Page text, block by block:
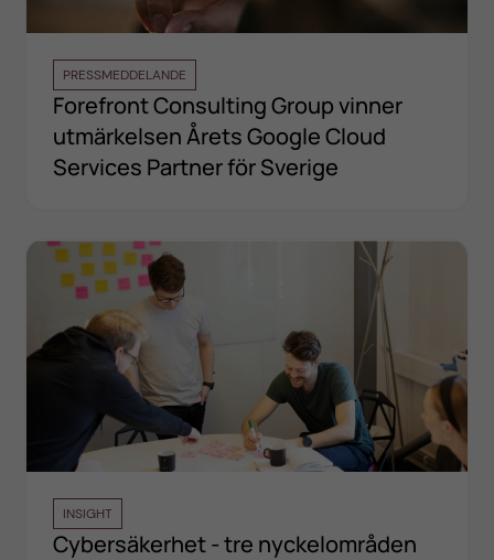
PRESSMEDDELANDE
Forefront Consulting Group vinner
utmärkelsen Årets Google Cloud
Services Partner för Sverige
INSIGHT
Cybersäkerhet - tre nyckelområden